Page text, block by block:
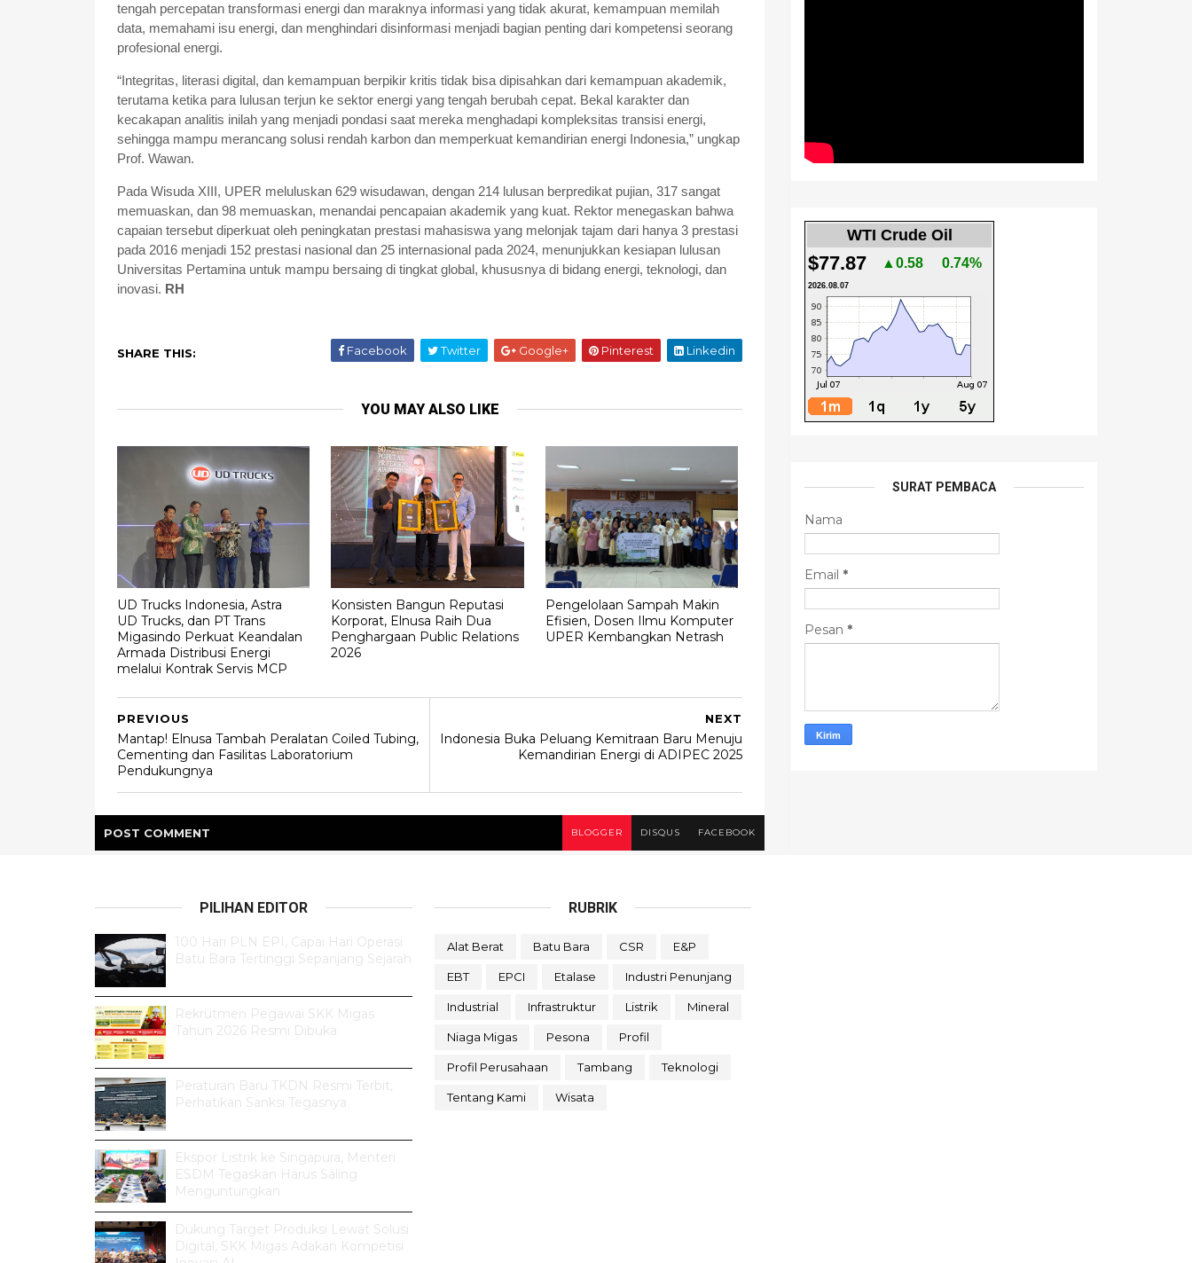
tengah percepatan transformasi energi dan maraknya informasi yang tidak akurat, kemampuan memilah
data, memahami isu energi, dan menghindari disinformasi menjadi bagian penting dari kompetensi seorang
profesional energi.
“Integritas, literasi digital, dan kemampuan berpikir kritis tidak bisa dipisahkan dari kemampuan akademik,
terutama ketika para lulusan terjun ke sektor energi yang tengah berubah cepat. Bekal karakter dan
kecakapan analitis inilah yang menjadi pondasi saat mereka menghadapi kompleksitas transisi energi,
sehingga mampu merancang solusi rendah karbon dan memperkuat kemandirian energi Indonesia,” ungkap
Prof. Wawan.
Pada Wisuda XIII, UPER meluluskan 629 wisudawan, dengan 214 lulusan berpredikat pujian, 317 sangat
memuaskan, dan 98 memuaskan, menandai pencapaian akademik yang kuat. Rektor menegaskan bahwa
capaian tersebut diperkuat oleh peningkatan prestasi mahasiswa yang melonjak tajam dari hanya 3 prestasi
pada 2016 menjadi 152 prestasi nasional dan 25 internasional pada 2024, menunjukkan kesiapan lulusan
Universitas Pertamina untuk mampu bersaing di tingkat global, khususnya di bidang energi, teknologi, dan
inovasi. RH
SHARE THIS: Facebook Twitter Google+ Pinterest Linkedin
YOU MAY ALSO LIKE
UD Trucks Indonesia, Astra
UD Trucks, dan PT Trans
Migasindo Perkuat Keandalan
Armada Distribusi Energi
melalui Kontrak Servis MCP
Konsisten Bangun Reputasi
Korporat, Elnusa Raih Dua
Penghargaan Public Relations
2026
Pengelolaan Sampah Makin
Efisien, Dosen Ilmu Komputer
UPER Kembangkan Netrash
NEXT
Indonesia Buka Peluang Kemitraan Baru Menuju
Kemandirian Energi di ADIPEC 2025
PREVIOUS
Mantap! Elnusa Tambah Peralatan Coiled Tubing,
Cementing dan Fasilitas Laboratorium
Pendukungnya
POST COMMENT BLOGGER DISQUS FACEBOOK
WTI Crude Oil
$77.87 ▲0.58 0.74%
2026.08.07
SURAT PEMBACA
Nama
Email *
Pesan *
PILIHAN EDITOR
100 Hari PLN EPI, Capai Hari Operasi
Batu Bara Tertinggi Sepanjang Sejarah
Rekrutmen Pegawai SKK Migas
Tahun 2026 Resmi Dibuka
Peraturan Baru TKDN Resmi Terbit,
Perhatikan Sanksi Tegasnya
Ekspor Listrik ke Singapura, Menteri
ESDM Tegaskan Harus Saling
Menguntungkan
Dukung Target Produksi Lewat Solusi
Digital, SKK Migas Adakan Kompetisi
RUBRIK
Alat Berat Batu Bara CSR E&P
EBT EPCI Etalase Industri Penunjang
Industrial Infrastruktur Listrik Mineral
Niaga Migas Pesona Profil
Profil Perusahaan Tambang Teknologi
Tentang Kami Wisata